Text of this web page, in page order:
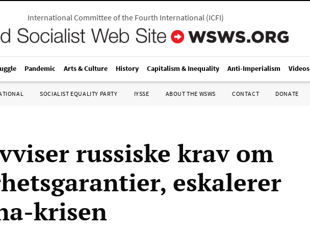
International Committee of the Fourth International(ICFI)
Pandemic Arts & Culture History Capitalism & Inequality Anti-Imperialism Videos
SOCIALIST EQUALITY PARTY IYSSE ABOUT THE WSWS CONTACT DONATE
russiske krav om
eskalerer
krisen